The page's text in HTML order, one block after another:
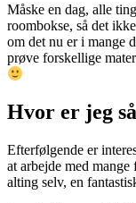
Måske en dag, alle
roombokse, så det
om det nu er i mange
prøve forskellige
Hvor er jeg
Efterfølgende er
at arbejde med
alting selv, en